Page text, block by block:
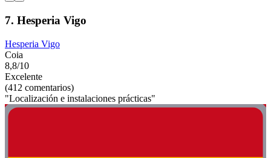
7. Hesperia Vigo
Hesperia Vigo
Coia
8,8/10
Excelente
(412 comentarios)
"Localización e instalaciones prácticas"